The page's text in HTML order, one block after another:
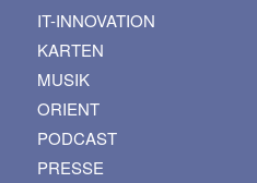
IT-INNOVATION
KARTEN
MUSIK
ORIENT
PODCAST
PRESSE